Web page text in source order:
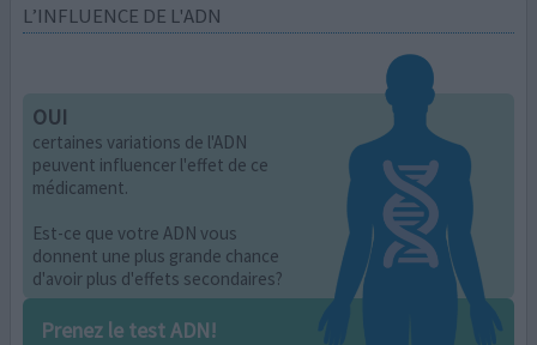
L’INFLUENCE DE L'ADN
OUI
certaines variations de l'ADN
peuvent influencer l'effet de ce
médicament.
Est-ce que votre ADN vous
donnent une plus grande chance
d'avoir plus d'effets secondaires?
Prenez le test ADN!